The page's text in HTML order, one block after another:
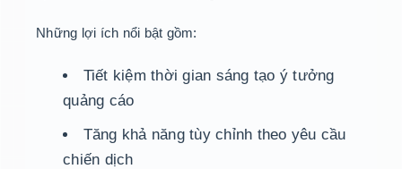
Những lợi ích nổi bật gồm:
Tiết kiệm thời gian sáng tạo ý tưởng
quảng cáo
Tăng khả năng tùy chỉnh theo yêu cầu
chiến dịch